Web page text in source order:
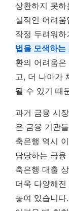
상환하지 못
실적인 어려
작정 두려워
법을 모색하는
환의 어려움
고, 더 나아가
될 수 있기 때
과거 금융 시
은 금융 기관
축은행 역시
담당하는 금
축은행 대출
더욱 다양해
놓여 있습니